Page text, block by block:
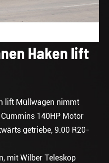
Haken lift
lift Müllwagen nimmt
140HP Motor
getriebe, 9.00 R20-
mit Wilber Teleskop